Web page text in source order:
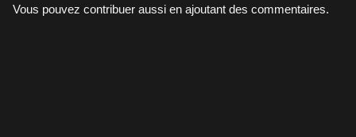
Vous pouvez contribuer aussi en ajoutant des commentaires.